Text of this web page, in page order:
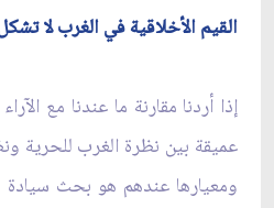
القيم الأخلاقية في الغرب لا
إذا أردنا مقارنة ما عندنا مع
عميقة بين نظرة الغرب للحرية
ومعيارها عندهم هو بحث سيادة